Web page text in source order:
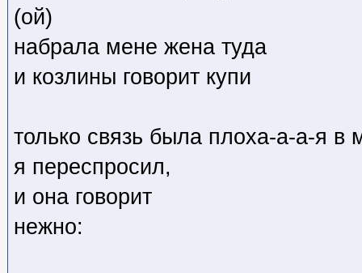
(ой)
набрала мене жена туда
и козлины говорит купи
только связь была плоха-а-а-я в
я переспросил,
и она говорит
нежно: